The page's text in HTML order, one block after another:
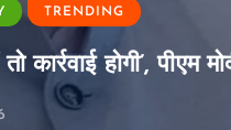
TRENDING
कार्रवाई होगी’,